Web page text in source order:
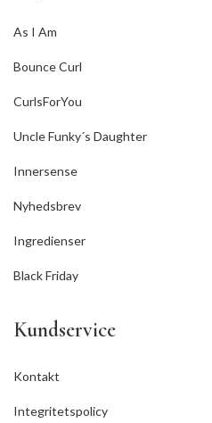
As I Am
Bounce Curl
CurlsForYou
Uncle Funky´s Daughter
Innersense
Nyhedsbrev
Ingredienser
Black Friday
Kundservice
Kontakt
Integritetspolicy